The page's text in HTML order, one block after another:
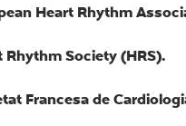
Heart Rhythm
Rhythm Society (HRS).
Francesa de